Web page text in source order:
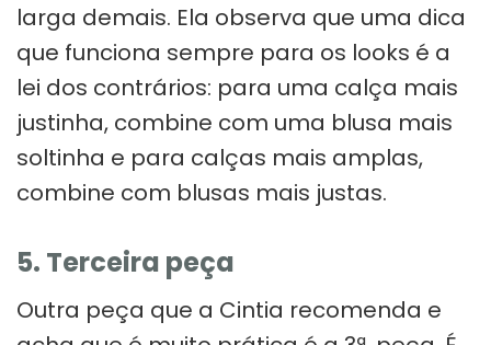
larga demais. Ela observa que uma dica
que funciona sempre para os looks é a
lei dos contrários: para uma calça mais
justinha, combine com uma blusa mais
soltinha e para calças mais amplas,
combine com blusas mais justas.
5. Terceira peça
Outra peça que a Cintia recomenda e